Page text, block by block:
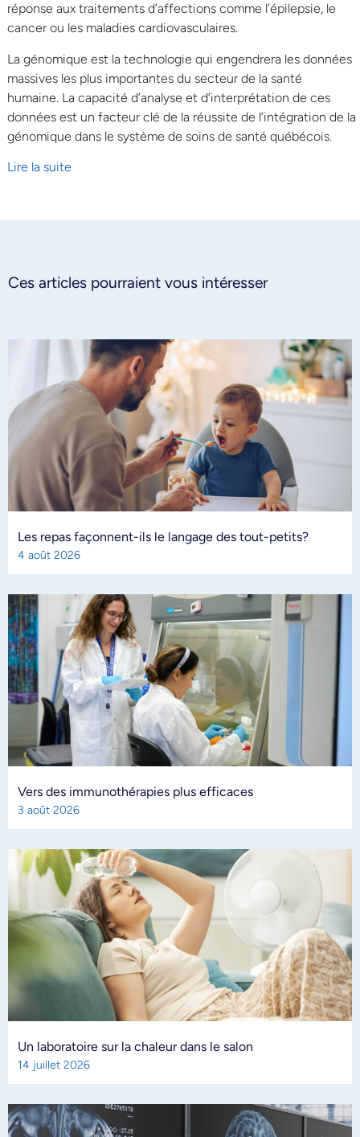
réponse aux traitements d’affections comme l’épilepsie, le
cancer ou les maladies cardiovasculaires.
La génomique est la technologie qui engendrera les données
massives les plus importantes du secteur de la santé
humaine. La capacité d’analyse et d’interprétation de ces
données est un facteur clé de la réussite de l’intégration de la
génomique dans le système de soins de santé québécois.
Lire la suite
Ces articles pourraient vous intéresser
Les repas façonnent-ils le langage des tout-petits?
4 août 2026
Vers des immunothérapies plus efficaces
3 août 2026
Un laboratoire sur la chaleur dans le salon
14 juillet 2026